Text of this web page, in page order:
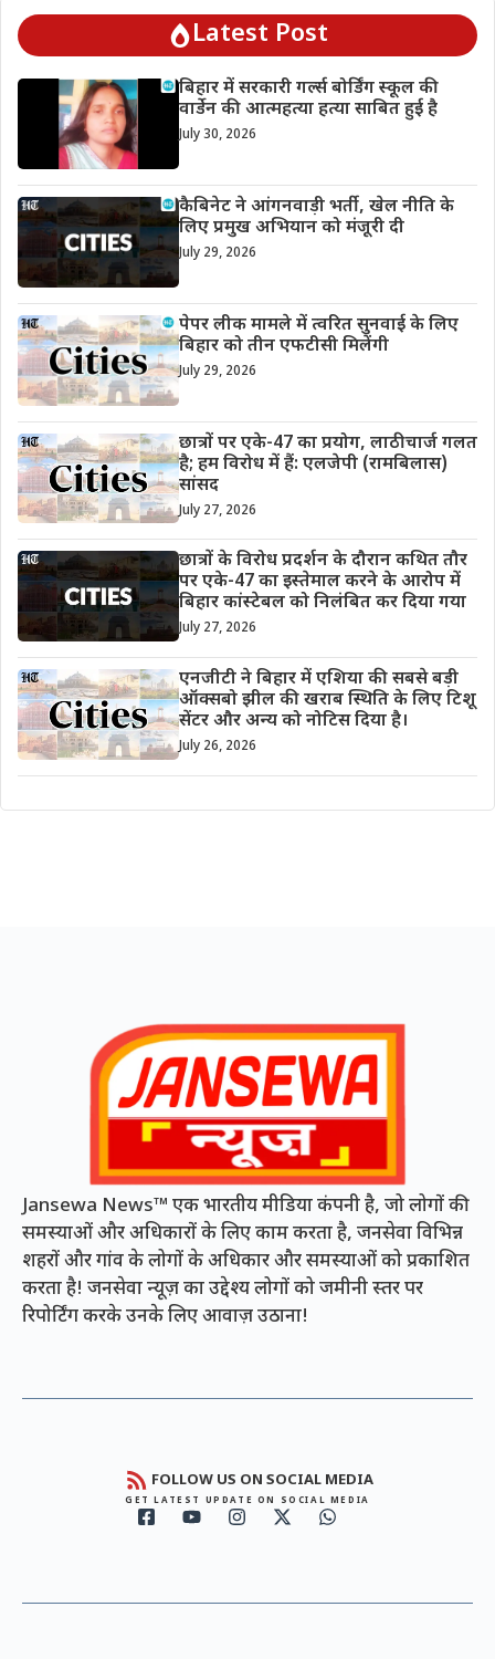
Latest Post
बिहार में सरकारी गर्ल्स बोर्डिंग स्कूल की
वार्डेन की आत्महत्या हत्या साबित हुई है
July 30, 2026
कैबिनेट ने आंगनवाड़ी भर्ती, खेल नीति के
लिए प्रमुख अभियान को मंजूरी दी
July 29, 2026
पेपर लीक मामले में त्वरित सुनवाई के लिए
बिहार को तीन एफटीसी मिलेंगी
July 29, 2026
छात्रों पर एके-47 का प्रयोग, लाठीचार्ज गलत
है; हम विरोध में हैं: एलजेपी (रामबिलास)
सांसद
July 27, 2026
छात्रों के विरोध प्रदर्शन के दौरान कथित तौर
पर एके-47 का इस्तेमाल करने के आरोप में
बिहार कांस्टेबल को निलंबित कर दिया गया
July 27, 2026
एनजीटी ने बिहार में एशिया की सबसे बड़ी
ऑक्सबो झील की खराब स्थिति के लिए टिशू
सेंटर और अन्य को नोटिस दिया है।
July 26, 2026
Jansewa News™ एक भारतीय मीडिया कंपनी है, जो लोगों की
समस्याओं और अधिकारों के लिए काम करता है, जनसेवा विभिन्न
शहरों और गांव के लोगों के अधिकार और समस्याओं को प्रकाशित
करता है! जनसेवा न्यूज़ का उद्देश्य लोगों को जमीनी स्तर पर
रिपोर्टिंग करके उनके लिए आवाज़ उठाना!
FOLLOW US ON SOCIAL MEDIA
GET LATEST UPDATE ON SOCIAL MEDIA